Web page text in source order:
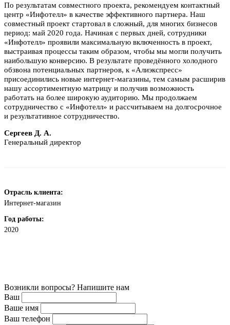
По результатам совместного проекта, рекомендуем контактный
центр «Инфотелл» в качестве эффективного партнера. Наш
совместный проект стартовал в сложный, для многих бизнесов
период: май 2020 года. Начиная с первых дней, сотрудники
«Инфотелл» проявили максимальную включенность в проект,
выстраивая процессы таким образом, чтобы мы могли получить
наибольшую конверсию. В результате проведённого холодного
обзвона потенциальных партнеров, к «Алиэкспресс»
присоединились новые интернет-магазины, тем самым расширив
нашу ассортиментную матрицу и получив возможность
работать на более широкую аудиторию. Мы продолжаем
сотрудничество с «Инфотелл» и рассчитываем на долгосрочное
и результативное сотрудничество.
Сергеев Д. А.
Генеральный директор
Отрасль клиента:
Интернет-магазин
Год работы:
2020
Возникли вопросы? Напишите нам
Ваш
Ваше имя
Ваш телефон